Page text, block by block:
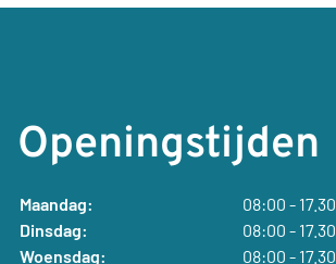
Openingstijden
Maandag:
08:00 - 17.30
Dinsdag:
08:00 - 17.30
Woensdag:
08:00 - 17.30